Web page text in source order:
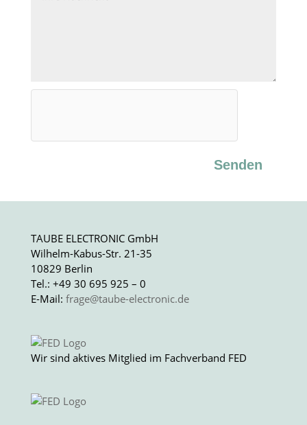
Senden
TAUBE ELECTRONIC GmbH
Wilhelm-Kabus-Str. 21-35
10829 Berlin
Tel.: +49 30 695 925 – 0
E-Mail: frage@taube-electronic.de
Wir sind aktives Mitglied im Fachverband FED